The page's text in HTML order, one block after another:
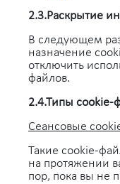
2.3.Раскрытие
В следующем
назначение
отключить
файлов.
2.4.Типы cookie-
Сеансовые
Такие cookie-
на протяжении
пор, пока вы не